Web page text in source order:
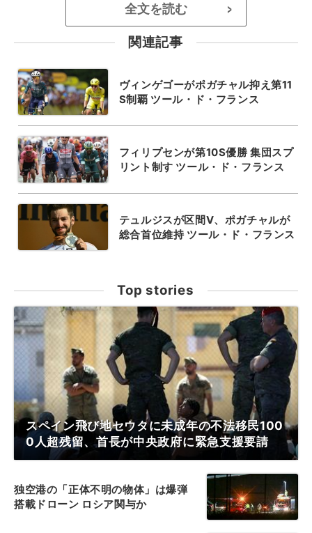
全文を読む >
関連記事
ヴィンゲゴーがポガチャル抑え第11
S制覇 ツール・ド・フランス
フィリプセンが第10S優勝 集団スプ
リント制す ツール・ド・フランス
テュルジスが区間V、ポガチャルが
総合首位維持 ツール・ド・フランス
Top stories
スペイン飛び地セウタに未成年の不法移民100
0人超残留、首長が中央政府に緊急支援要請
独空港の「正体不明の物体」は爆弾
搭載ドローン ロシア関与か